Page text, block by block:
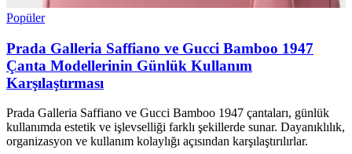
Popüler
Prada Galleria Saffiano ve Gucci Bamboo 1947
Çanta Modellerinin Günlük Kullanım
Karşılaştırması
Prada Galleria Saffiano ve Gucci Bamboo 1947 çantaları, günlük
kullanımda estetik ve işlevselliği farklı şekillerde sunar. Dayanıklılık,
organizasyon ve kullanım kolaylığı açısından karşılaştırılırlar.